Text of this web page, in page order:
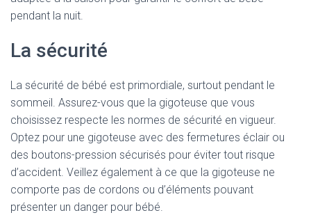
pendant la nuit.
La sécurité
La sécurité de bébé est primordiale, surtout pendant le
sommeil. Assurez-vous que la gigoteuse que vous
choisissez respecte les normes de sécurité en vigueur.
Optez pour une gigoteuse avec des fermetures éclair ou
des boutons-pression sécurisés pour éviter tout risque
d’accident. Veillez également à ce que la gigoteuse ne
comporte pas de cordons ou d’éléments pouvant
présenter un danger pour bébé.